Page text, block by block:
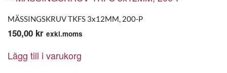
MÄSSINGSKRUV TKFS 3x12MM, 200-P
150,00 kr exkl.moms
Lägg till i varukorg